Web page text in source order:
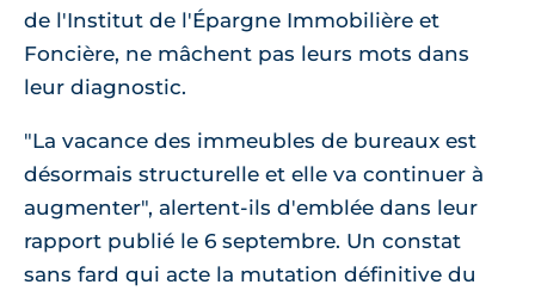
de l'Institut de l'Épargne Immobilière et
Foncière, ne mâchent pas leurs mots dans
leur diagnostic.
"La vacance des immeubles de bureaux est
désormais structurelle et elle va continuer à
augmenter", alertent-ils d'emblée dans leur
rapport publié le 6 septembre. Un constat
sans fard qui acte la mutation définitive du